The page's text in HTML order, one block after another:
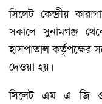
সিলেট কেন্দ্রীয়
সকালে সুনামগঞ্জ
হাসপাতাল কর্তৃপক্ষের
দেওয়া হয়।
সিলেট এম এ জি